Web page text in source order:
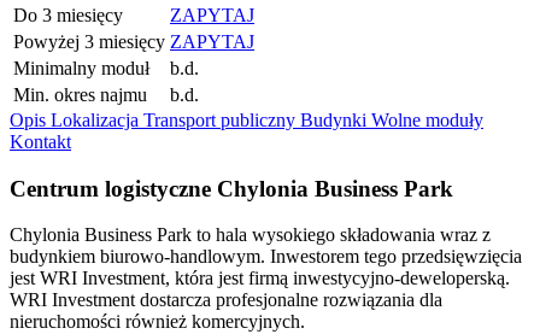
Do 3 miesięcy
ZAPYTAJ
Powyżej 3 miesięcy ZAPYTAJ
Minimalny moduł
b.d.
Min. okres najmu
b.d.
Opis Lokalizacja Transport publiczny Budynki Wolne moduły
Kontakt
Centrum logistyczne Chylonia Business Park
Chylonia Business Park to hala wysokiego składowania wraz z
budynkiem biurowo-handlowym. Inwestorem tego przedsięwzięcia
jest WRI Investment, która jest firmą inwestycyjno-deweloperską.
WRI Investment dostarcza profesjonalne rozwiązania dla
nieruchomości również komercyjnych.